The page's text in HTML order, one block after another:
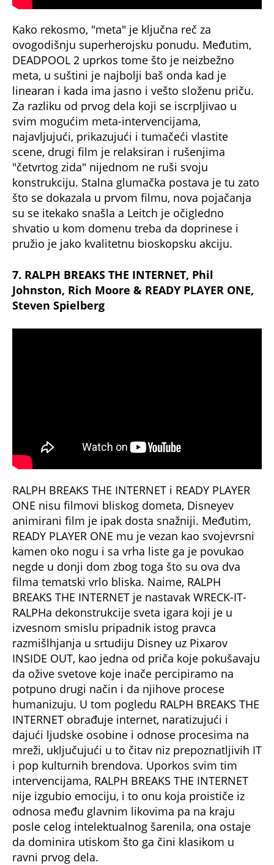
Kako rekosmo, "meta" je ključna reč za
ovogodišnju superherojsku ponudu. Međutim,
DEADPOOL 2 uprkos tome što je neizbežno
meta, u suštini je najbolji baš onda kad je
linearan i kada ima jasno i vešto složenu priču.
Za razliku od prvog dela koji se iscrpljivao u
svim mogućim meta-intervencijama,
najavljujući, prikazujući i tumačeći vlastite
scene, drugi film je relaksiran i rušenjima
"četvrtog zida" nijednom ne ruši svoju
konstrukciju. Stalna glumačka postava je tu zato
što se dokazala u prvom filmu, nova pojačanja
su se itekako snašla a Leitch je očigledno
shvatio u kom domenu treba da doprinese i
pružio je jako kvalitetnu bioskopsku akciju.
7. RALPH BREAKS THE INTERNET, Phil
Johnston, Rich Moore & READY PLAYER ONE,
Steven Spielberg
RALPH BREAKS THE INTERNET i READY PLAYER
ONE nisu filmovi bliskog dometa, Disneyev
animirani film je ipak dosta snažniji. Međutim,
READY PLAYER ONE mu je vezan kao svojevrsni
kamen oko nogu i sa vrha liste ga je povukao
negde u donji dom zbog toga što su ova dva
filma tematski vrlo bliska. Naime, RALPH
BREAKS THE INTERNET je nastavak WRECK-IT-
RALPHa dekonstrukcije sveta igara koji je u
izvesnom smislu pripadnik istog pravca
razmišlhjanja u srtudiju Disney uz Pixarov
INSIDE OUT, kao jedna od priča koje pokušavaju
da ožive svetove koje inače percipiramo na
potpuno drugi način i da njihove procese
humanizuju. U tom pogledu RALPH BREAKS THE
INTERNET obrađuje internet, naratizujući i
dajući ljudske osobine i odnose procesima na
mreži, uključujući u to čitav niz prepoznatljivih IT
i pop kulturnih brendova. Uporkos svim tim
intervencijama, RALPH BREAKS THE INTERNET
nije izgubio emociju, i to onu koja proističe iz
odnosa među glavnim likovima pa na kraju
posle celog intelektualnog šarenila, ona ostaje
da dominira utiskom što ga čini klasikom u
ravni prvog dela.